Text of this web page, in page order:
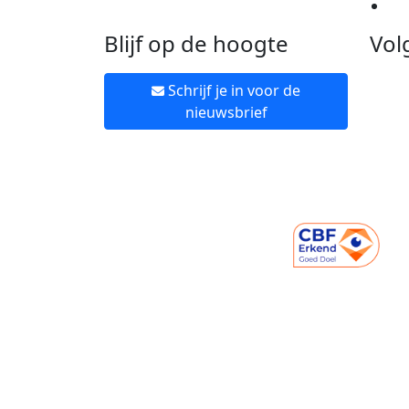
Blijf op de hoogte
Schrijf je in voor de
nieuwsbrief